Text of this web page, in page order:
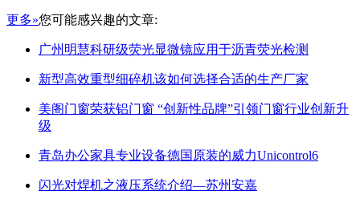
更多»您可能感兴趣的文章:
广州明慧科研级荧光显微镜应用于沥青荧光检测
新型高效重型细碎机该如何选择合适的生产厂家
美阁门窗荣获铝门窗 “创新性品牌”引领门窗行业创新升
级
青岛办公家具专业设备德国原装的威力Unicontrol6
闪光对焊机之液压系统介绍—苏州安嘉